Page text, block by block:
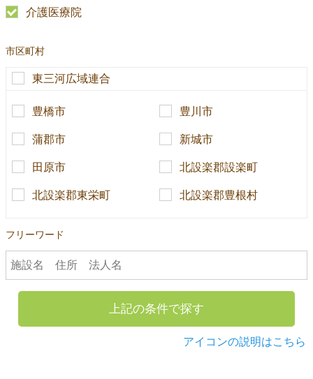
介護医療院
市区町村
東三河広域連合
豊橋市 豊川市
蒲郡市 新城市
田原市 北設楽郡設楽町
北設楽郡東栄町 北設楽郡豊根村
フリーワード
上記の条件で探す
アイコンの説明はこちら